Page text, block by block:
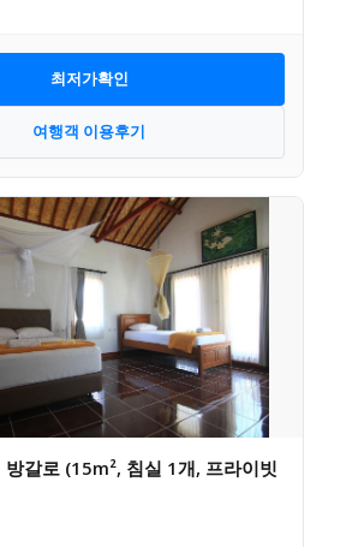
최저가확인
여행객 이용후기
방갈로 (15m², 침실 1개, 프라이빗